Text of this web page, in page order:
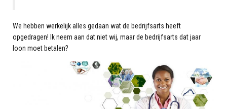
We hebben werkelijk alles gedaan wat de bedrijfsarts heeft
opgedragen! Ik neem aan dat niet wij, maar de bedrijfsarts dat jaar
loon moet betalen?